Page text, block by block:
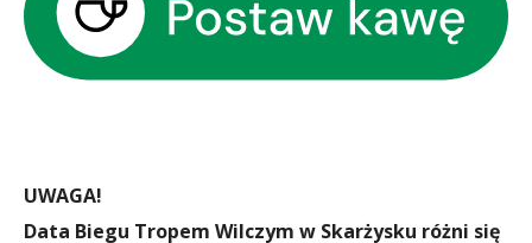
UWAGA!
Data Biegu Tropem Wilczym w Skarżysku różni się